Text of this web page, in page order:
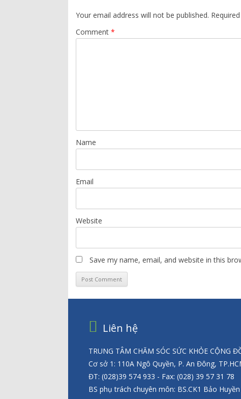
Your email address will not be published.
Comment*
Name
Email
Website
Save my name, email, and website in this
Liên hệ
TRUNG TÂM CHĂM SÓC SỨC KHỎE CỘNG
Cơ sở 1: 110A Ngô Quyền, P. An Đông,
ĐT: (028)39 574 933 - Fax: (028) 39 57 31 78
BS phụ trách chuyên môn: BS.CK1 Bảo